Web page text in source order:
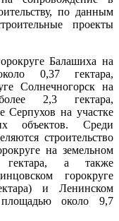
по данным
проекты
Балашиха на
0,37 гектара,
Солнечногорск на
2,3 гектара,
Серпухов на участке
объектов. Среди
строительство
на земельном
а также
горокруге
и Ленинском
площадью около 9,7